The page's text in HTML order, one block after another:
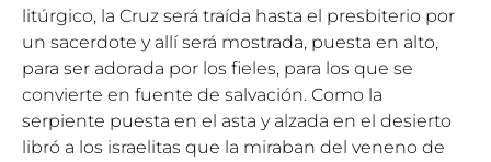
litúrgico, la Cruz será traída hasta el presbiterio por
un sacerdote y allí será mostrada, puesta en alto,
para ser adorada por los fieles, para los que se
convierte en fuente de salvación. Como la
serpiente puesta en el asta y alzada en el desierto
libró a los israelitas que la miraban del veneno de